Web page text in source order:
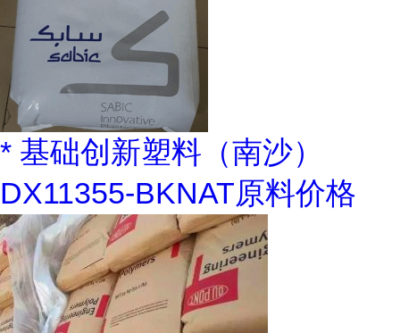
* 基础创新塑料（南沙）
DX11355-BKNAT原料价格